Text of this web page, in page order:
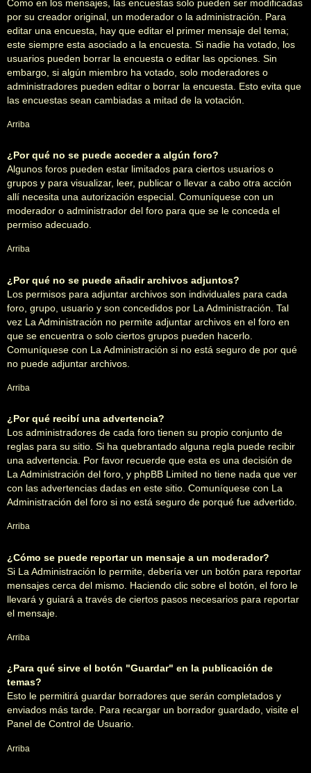
Como en los mensajes, las encuestas solo pueden ser modificadas
por su creador original, un moderador o la administración. Para
editar una encuesta, hay que editar el primer mensaje del tema;
este siempre esta asociado a la encuesta. Si nadie ha votado, los
usuarios pueden borrar la encuesta o editar las opciones. Sin
embargo, si algún miembro ha votado, solo moderadores o
administradores pueden editar o borrar la encuesta. Esto evita que
las encuestas sean cambiadas a mitad de la votación.
Arriba
¿Por qué no se puede acceder a algún foro?
Algunos foros pueden estar limitados para ciertos usuarios o
grupos y para visualizar, leer, publicar o llevar a cabo otra acción
allí necesita una autorización especial. Comuníquese con un
moderador o administrador del foro para que se le conceda el
permiso adecuado.
Arriba
¿Por qué no se puede añadir archivos adjuntos?
Los permisos para adjuntar archivos son individuales para cada
foro, grupo, usuario y son concedidos por La Administración. Tal
vez La Administración no permite adjuntar archivos en el foro en
que se encuentra o solo ciertos grupos pueden hacerlo.
Comuníquese con La Administración si no está seguro de por qué
no puede adjuntar archivos.
Arriba
¿Por qué recibí una advertencia?
Los administradores de cada foro tienen su propio conjunto de
reglas para su sitio. Si ha quebrantado alguna regla puede recibir
una advertencia. Por favor recuerde que esta es una decisión de
La Administración del foro, y phpBB Limited no tiene nada que ver
con las advertencias dadas en este sitio. Comuníquese con La
Administración del foro si no está seguro de porqué fue advertido.
Arriba
¿Cómo se puede reportar un mensaje a un moderador?
Si La Administración lo permite, debería ver un botón para reportar
mensajes cerca del mismo. Haciendo clic sobre el botón, el foro le
llevará y guiará a través de ciertos pasos necesarios para reportar
el mensaje.
Arriba
¿Para qué sirve el botón "Guardar" en la publicación de
temas?
Esto le permitirá guardar borradores que serán completados y
enviados más tarde. Para recargar un borrador guardado, visite el
Panel de Control de Usuario.
Arriba